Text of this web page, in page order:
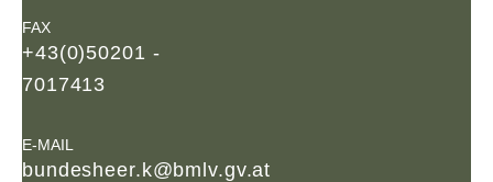
FAX
+43(0)50201 -
7017413
E-MAIL
bundesheer.k@bmlv.gv.at